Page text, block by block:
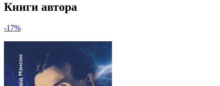
Книги автора
-17%